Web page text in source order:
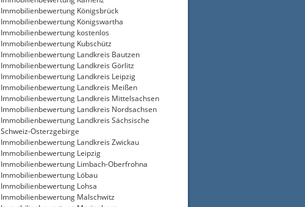
Immobilienbewertung Königsbrück
Immobilienbewertung Königswartha
Immobilienbewertung kostenlos
Immobilienbewertung Kubschütz
Immobilienbewertung Landkreis Bautzen
Immobilienbewertung Landkreis Görlitz
Immobilienbewertung Landkreis Leipzig
Immobilienbewertung Landkreis Meißen
Immobilienbewertung Landkreis Mittelsachsen
Immobilienbewertung Landkreis Nordsachsen
Immobilienbewertung Landkreis Sächsische
Schweiz-Osterzgebirge
Immobilienbewertung Landkreis Zwickau
Immobilienbewertung Leipzig
Immobilienbewertung Limbach-Oberfrohna
Immobilienbewertung Löbau
Immobilienbewertung Lohsa
Immobilienbewertung Malschwitz